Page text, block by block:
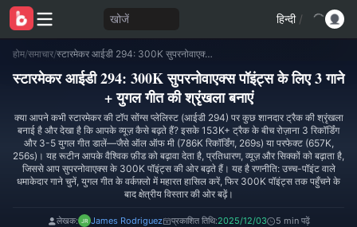
खोजें हिन्दी /
होम/समाचार/ स्टारमेकर आईडी 294: 300K सुपरनोवाएक्स पॉइंट्स के लिए 3 गाने + युगल गीत की श्रृंखला बनाएं
स्टारमेकर आईडी 294: 300K सुपरनोवाएक्स पॉइंट्स के लिए 3 गाने
+ युगल गीत की श्रृंखला बनाएं
क्या आपने कभी स्टारमेकर की टॉप सोंग्स प्लेलिस्ट (आईडी 294) पर कुछ शानदार ट्रैक की श्रृंखला
बनाई है और देखा है कि आपके व्यूज़ कैसे बढ़ते हैं? इसके 153K+ ट्रैक के बीच रोज़ाना 3 रिकॉर्डिंग
और 3-5 युगल गीत डालें—जैसे ऑल ऑफ मी (786K रिकॉर्डिंग, 269s) या परफेक्ट (657K,
256s)। यह रूटीन आपके वैश्विक फ़ीड को बढ़ावा देता है, प्रतिधारण, व्यूज़ और सिक्कों को बढ़ाता है,
जिससे आप सुपरनोवाएक्स के 300K पॉइंट्स की ओर बढ़ते हैं। यह है रणनीति: उच्च-पॉइंट वाले
धमाकेदार गाने चुनें, युगल गीत के वर्कफ़्लो में महारत हासिल करें, फिर 300K पॉइंट्स तक पहुँचने के
बाद क्षेत्रीय विस्तार की ओर बढ़ें।
लेखक: James Rodriguez प्रकाशित तिथि:2025/12/03 5 min पढ़ें